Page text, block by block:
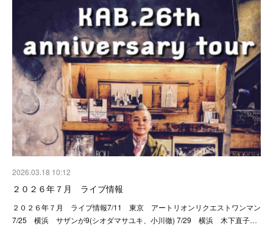
2026.03.18 10:12
２０２６年７月 ライブ情報
２０２６年７月 ライブ情報7/11 東京 アートリオンリクエストワンマン
7/25 横浜 サザンが9(シオダマサユキ、小川徹) 7/29 横浜 木下直子…